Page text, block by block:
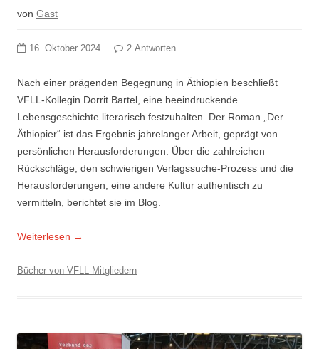
von Gast
16. Oktober 2024 2 Antworten
Nach einer prägenden Begegnung in Äthiopien beschließt
VFLL-Kollegin Dorrit Bartel, eine beeindruckende
Lebensgeschichte literarisch festzuhalten. Der Roman „Der
Äthiopier“ ist das Ergebnis jahrelanger Arbeit, geprägt von
persönlichen Herausforderungen. Über die zahlreichen
Rückschläge, den schwierigen Verlagssuche-Prozess und die
Herausforderungen, eine andere Kultur authentisch zu
vermitteln, berichtet sie im Blog.
Weiterlesen →
Bücher von VFLL-Mitgliedern